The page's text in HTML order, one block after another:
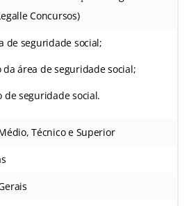
Concursos)
de seguridade social;
da área de seguridade social;
de seguridade social.
Técnico e Superior